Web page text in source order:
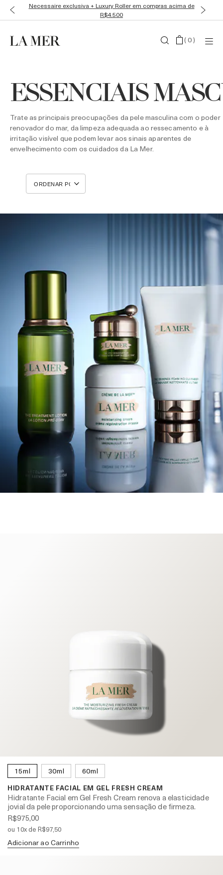
Necessaire exclusiva + Luxury Roller em compras acima de
R$4.500
(0)
ESSENCIAIS
Trate as principais preocupações da pele masculina com o poder
renovador do mar, da limpeza adequada ao ressecamento e à
irritação visível que podem levar aos sinais aparentes de
envelhecimento com os cuidados da La Mer.
15ml 30ml 60ml
HIDRATANTE FACIAL EM GEL FRESH CREAM
Hidratante Facial em Gel Fresh Cream renova a elasticidade
jovial da pele proporcionando uma sensação de firmeza.
R$975,00
ou 10x de R$97,50
Adicionar ao Carrinho